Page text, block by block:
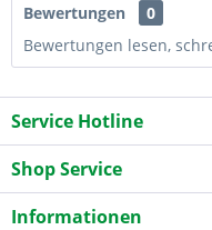
Bewertungen
0
Bewertungen lesen,
Service Hotline
Shop Service
Informationen